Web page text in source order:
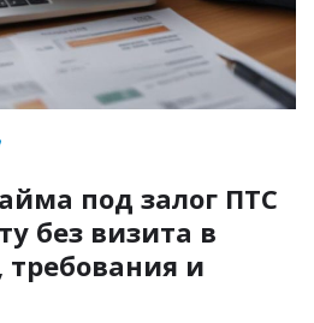
под залог ПТС
без визита в
требования и